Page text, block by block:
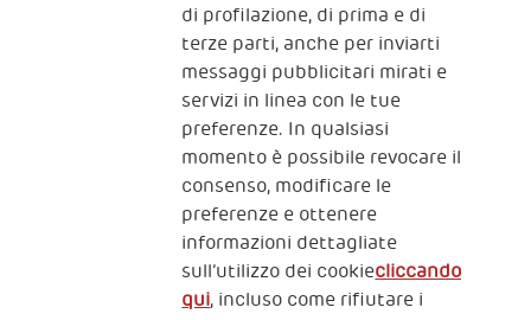
The Human Safety Net
CONTATTACI
2, Piazza Duca degli Abruzzi 34132
Trieste Italy
Fiscal code (Italy) 90017740326
di profilazione, di prima e di
terze parti, anche per inviarti
messaggi pubblicitari mirati e
servizi in linea con le tue
preferenze. In qualsiasi
momento è possibile revocare il
consenso, modificare le
preferenze e ottenere
informazioni dettagliate
sull’utilizzo dei cookiecliccando
qui, incluso come rifiutare i